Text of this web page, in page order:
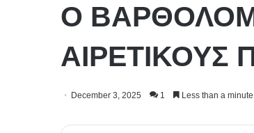
Ο
ΑΙΡΕΤΙΚΟΥΣ
December 3, 2025 1 Less than a minute